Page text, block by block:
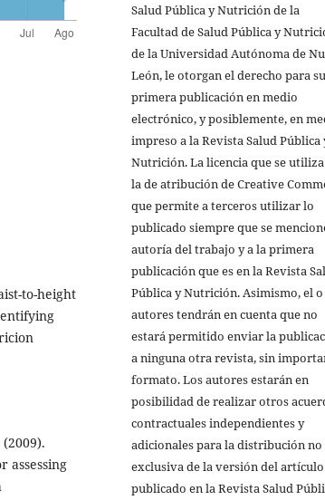
to-height
assessing
Salud Pública y Nutrición de la
Facultad de Salud Pública y
de la Universidad Autónoma de
León, le otorgan el derecho para su
primera publicación en medio
electrónico, y posiblemente, en
impreso a la Revista Salud Pública
Nutrición. La licencia que se utiliza
la de atribución de Creative
que permite a terceros utilizar lo
publicado siempre que se
autoría del trabajo y a la primera
publicación que es en la Revista
Pública y Nutrición. Asimismo, el
autores tendrán en cuenta que no
estará permitido enviar la
a ninguna otra revista, sin
formato. Los autores estarán en
posibilidad de realizar otros
contractuales independientes y
adicionales para la distribución no
exclusiva de la versión del artículo
publicado en la Revista Salud